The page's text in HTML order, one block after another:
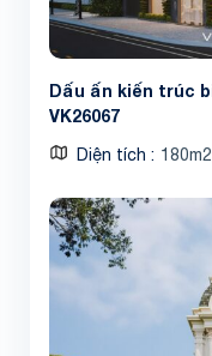
Dấu ấn kiến trúc
VK26067
Diện tích